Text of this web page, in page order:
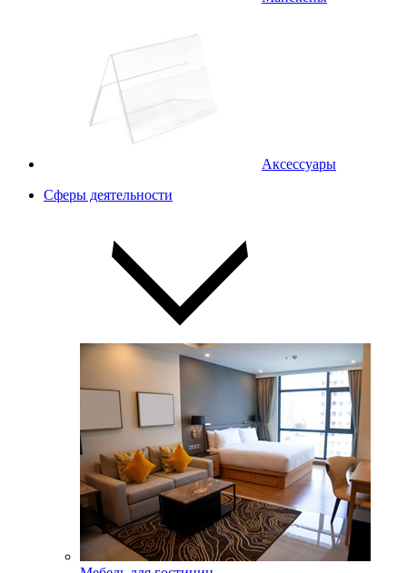
Аксессуары
Сферы деятельности